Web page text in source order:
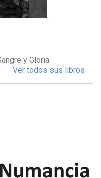
y Gloria
Ver todos sus libros